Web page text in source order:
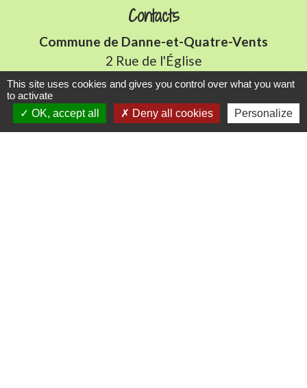
Contacts
Commune de Danne-et-Quatre-Vents
2 Rue de l'Église
57370 Danne-et-Quatre-Vents - FRANCE
Accueil en mairie :
This site uses cookies and gives you control over what you want
to activate
OK, accept all
Deny all cookies Personalize